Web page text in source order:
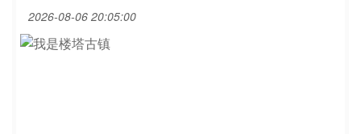
2026-08-06 20:05:00